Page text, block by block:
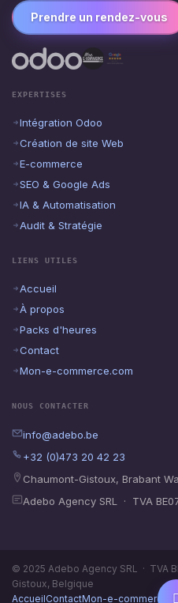
Prendre un rendez-vous
EXPERTISES
Intégration Odoo
Création de site Web
E-commerce
SEO & Google Ads
IA & Automatisation
Audit & Stratégie
LIENS UTILES
Accueil
À propos
Packs d'heures
Contact
Mon-e-commerce.com
NOUS CONTACTER
info@adebo.be
+32 (0)473 20 42 23
Chaumont-Gistoux, Brabant
Adebo Agency SRL · TVA
© 2025 Adebo Agency SRL · TVA
Gistoux, Belgique
AccueilContactMon-e-